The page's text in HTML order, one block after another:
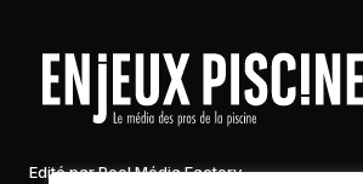
Edité par Pool Média Factory